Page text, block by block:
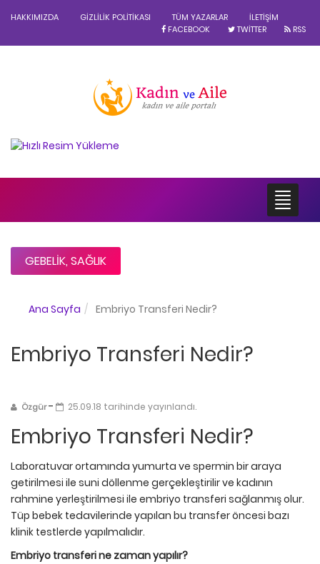
HAKKIMIZDA GIZLILIK POLITIKASI TÜM YAZARLAR
İLETIŞIM
FACEBOOK
TWITTER RSS
GEBELIK, SAĞLIK
Ana Sayfa Embriyo Transferi Nedir?
Embriyo Transferi Nedir?
Özgür- 25.09.18 tarihinde yayınlandı.
Embriyo Transferi Nedir?
Laboratuvar ortamında yumurta ve spermin bir araya
getirilmesi ile suni döllenme gerçekleştirilir ve kadının
rahmine yerleştirilmesi ile embriyo transferi sağlanmış olur.
Tüp bebek tedavilerinde yapılan bu transfer öncesi bazı
klinik testlerde yapılmalıdır.
Embriyo transferi ne zaman yapılır?